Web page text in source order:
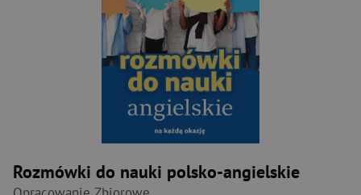
Rozmówki do nauki polsko-angielskie